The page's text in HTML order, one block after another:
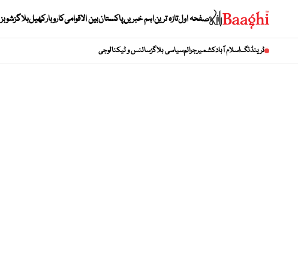
صفحہ اولتازہ تریناہم خبریںپاکستانبین الاقوامیکاروبارکھیلبلاگزشوبز
ٹرینڈنگاسلام آبادکشمیرجرائمسیاسی بلاگزسائنس و ٹیکنالوجی